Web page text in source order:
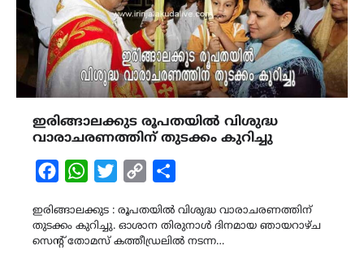
ഇരിങ്ങാലക്കുട രൂപതയില്‍ വിശുദ്ധ
വാരാചരണത്തിന് തുടക്കം കുറിച്ചു
FacebookWhatsAppTwitterCopy
ഇരിങ്ങാലക്കുട : രൂപതയില്‍ വിശുദ്ധ വാരാചരണത്തിന്
തുടക്കം കുറിച്ചു. ഓശാന തിരുനാള്‍ ദിനമായ ഞായറാഴ്ച
സെന്റ് തോമസ് കത്തീഡ്രലില്‍ നടന്ന…